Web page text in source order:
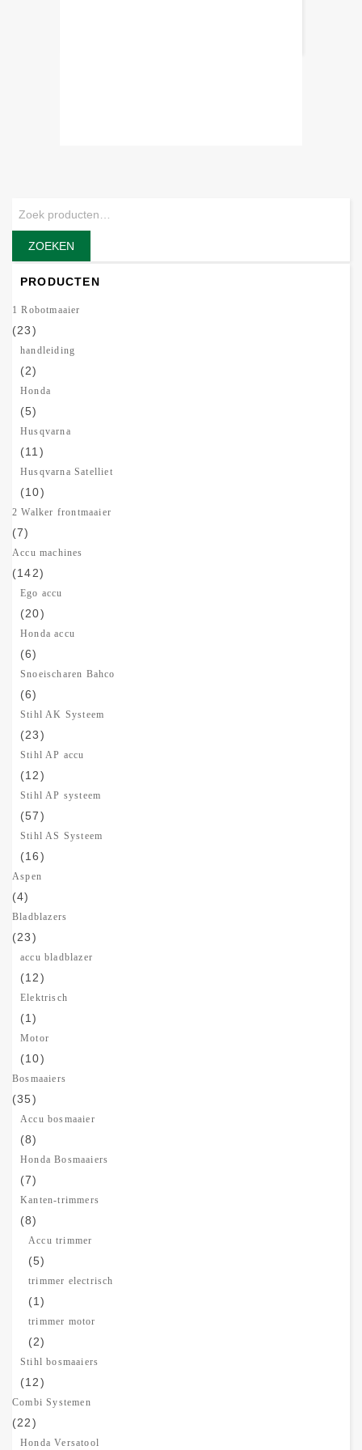
ZOEKEN
PRODUCTEN
1 Robotmaaier
(23)
handleiding
(2)
Honda
(5)
Husqvarna
(11)
Husqvarna Satelliet
(10)
2 Walker frontmaaier
(7)
Accu machines
(142)
Ego accu
(20)
Honda accu
(6)
Snoeischaren Bahco
(6)
Stihl AK Systeem
(23)
Stihl AP accu
(12)
Stihl AP systeem
(57)
Stihl AS Systeem
(16)
Aspen
(4)
Bladblazers
(23)
accu bladblazer
(12)
Elektrisch
(1)
Motor
(10)
Bosmaaiers
(35)
Accu bosmaaier
(8)
Honda Bosmaaiers
(7)
Kanten-trimmers
(8)
Accu trimmer
(5)
trimmer electrisch
(1)
trimmer motor
(2)
Stihl bosmaaiers
(12)
Combi Systemen
(22)
Honda Versatool